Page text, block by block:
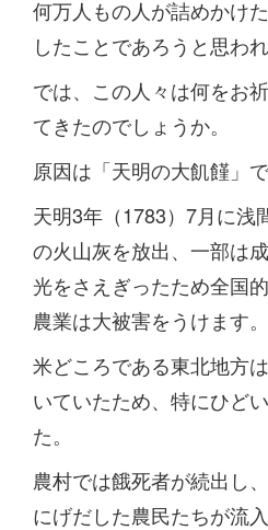
何万人もの人が詰めかけ
したことであろうと思われ
では、この人々は何をお
てきたのでしょうか。
原因は「天明の大飢饉」で
天明3年（1783）7月に浅
の火山灰を放出、一部は
光をさえぎったため全国
農業は大被害をうけます。
米どころである東北地方
いていたため、特にひど
た。
農村では餓死者が続出し
にげだした農民たちが流